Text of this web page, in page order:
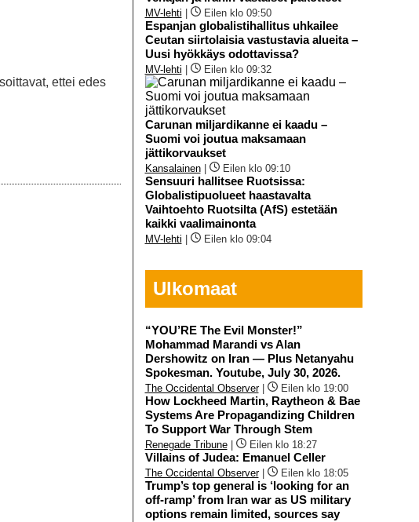
ettei edes
MV-lehti Eilen klo 09:50
Espanjan globalistihallitus uhkailee
Ceutan siirtolaisia vastustavia alueita –
Uusi hyökkäys odottavissa?
MV-lehti Eilen klo 09:32
Carunan miljardikanne ei kaadu –
Suomi voi joutua maksamaan
jättikorvaukset
Kansalainen| Eilen klo 09:10
Sensuuri hallitsee Ruotsissa:
Globalistipuolueet haastavalta
Vaihtoehto Ruotsilta (AfS) estetään
kaikki vaalimainonta
MV-lehti Eilen klo 09:04
Ulkomaat
“YOU’RE The Evil Monster!”
Mohammad Marandi vs Alan
Dershowitz on Iran — Plus Netanyahu
Spokesman. Youtube, July 30, 2026.
The Occidental Observer| Eilen klo 19:00
How Lockheed Martin, Raytheon & Bae
Systems Are Propagandizing Children
To Support War Through Stem
Renegade Tribune| Eilen klo 18:27
Villains of Judea: Emanuel Celler
The Occidental Observer| Eilen klo 18:05
Trump’s top general is ‘looking for an
off-ramp’ from Iran war as US military
options remain limited, sources say